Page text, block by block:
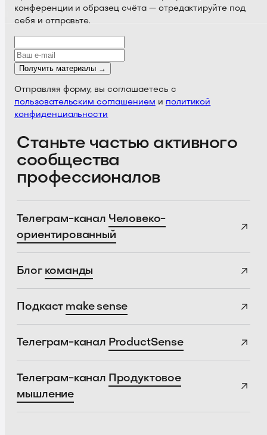
конференции и образец счёта — отредактируйте под
себя и отправьте.
Получить материалы →
Отправляя форму, вы соглашаетесь с
пользовательским соглашением и политикой
конфиденциальности
Станьте частью активного
сообщества
профессионалов
Телеграм-канал Человеко-
ориентированный
Блог команды
Подкаст make sense
Телеграм-канал ProductSense
Телеграм-канал Продуктовое
мышление